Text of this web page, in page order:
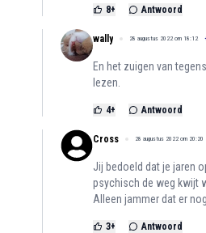
8+ Antwoord
wally 28 augustus 2022 om 18:12
En het zuigen van
lezen.
4+ Antwoord
Cross 28 augustus 2022 om 20:20
Jij bedoeld dat je jaren
psychisch de weg kwijt
Alleen jammer dat er
3+ Antwoord